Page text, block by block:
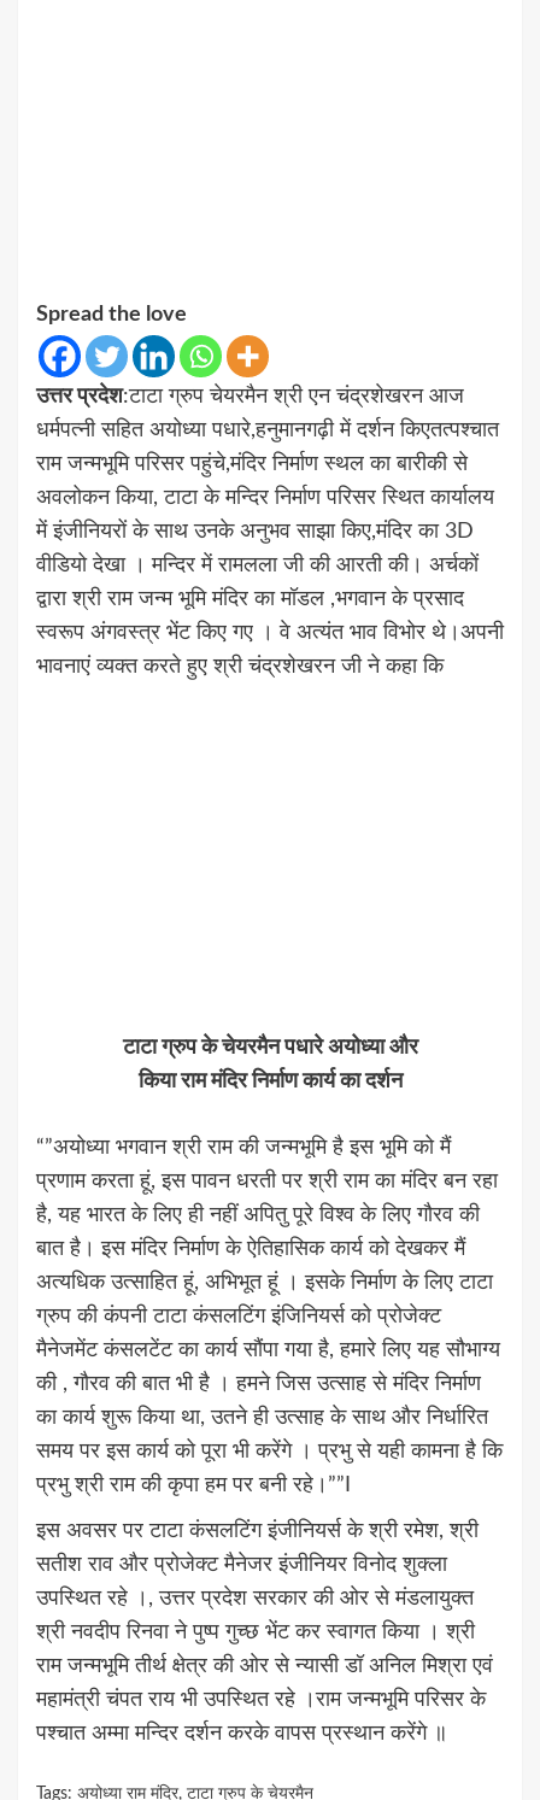
Spread the love
उत्तर प्रदेश:टाटा ग्रुप चेयरमैन श्री एन चंद्रशेखरन आज
धर्मपत्नी सहित अयोध्या पधारे,हनुमानगढ़ी में दर्शन किएतत्पश्चात
राम जन्मभूमि परिसर पहुंचे,मंदिर निर्माण स्थल का बारीकी से
अवलोकन किया, टाटा के मन्दिर निर्माण परिसर स्थित कार्यालय
में इंजीनियरों के साथ उनके अनुभव साझा किए,मंदिर का 3D
वीडियो देखा । मन्दिर में रामलला जी की आरती की। अर्चकों
द्वारा श्री राम जन्म भूमि मंदिर का मॉडल ,भगवान के प्रसाद
स्वरूप अंगवस्त्र भेंट किए गए । वे अत्यंत भाव विभोर थे।अपनी
भावनाएं व्यक्त करते हुए श्री चंद्रशेखरन जी ने कहा कि
टाटा ग्रुप के चेयरमैन पधारे अयोध्या और
किया राम मंदिर निर्माण कार्य का दर्शन
“”अयोध्या भगवान श्री राम की जन्मभूमि है इस भूमि को मैं
प्रणाम करता हूं, इस पावन धरती पर श्री राम का मंदिर बन रहा
है, यह भारत के लिए ही नहीं अपितु पूरे विश्व के लिए गौरव की
बात है। इस मंदिर निर्माण के ऐतिहासिक कार्य को देखकर मैं
अत्यधिक उत्साहित हूं, अभिभूत हूं । इसके निर्माण के लिए टाटा
ग्रुप की कंपनी टाटा कंसलटिंग इंजिनियर्स को प्रोजेक्ट
मैनेजमेंट कंसलटेंट का कार्य सौंपा गया है, हमारे लिए यह सौभाग्य
की , गौरव की बात भी है । हमने जिस उत्साह से मंदिर निर्माण
का कार्य शुरू किया था, उतने ही उत्साह के साथ और निर्धारित
समय पर इस कार्य को पूरा भी करेंगे । प्रभु से यही कामना है कि
प्रभु श्री राम की कृपा हम पर बनी रहे।””I
इस अवसर पर टाटा कंसलटिंग इंजीनियर्स के श्री रमेश, श्री
सतीश राव और प्रोजेक्ट मैनेजर इंजीनियर विनोद शुक्ला
उपस्थित रहे ।, उत्तर प्रदेश सरकार की ओर से मंडलायुक्त
श्री नवदीप रिनवा ने पुष्प गुच्छ भेंट कर स्वागत किया । श्री
राम जन्मभूमि तीर्थ क्षेत्र की ओर से न्यासी डॉ अनिल मिश्रा एवं
महामंत्री चंपत राय भी उपस्थित रहे ।राम जन्मभूमि परिसर के
पश्चात अम्मा मन्दिर दर्शन करके वापस प्रस्थान करेंगे ॥
Tags: अयोध्या राम मंदिर, टाटा ग्रुप के चेयरमैन